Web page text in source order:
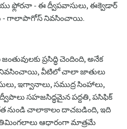
ఫ్లోరనా - ఈ ద్వీపవాసులు, ఈక్వెడార్
- గాలాపాగోస్ నివసించాయి.
ప్రసిద్ధి చెందింది, అనేక
నివసించాయి, వీటిలో చాలా జాతులు
ఇగ్వానాలు, సముద్ర సింహాలు,
సహజసిద్ధమైన పద్దతి, పసిఫిక్
నుండి చాలాకాలం దాచబడింది, ఇది
తిమింగలాలు ఆధారంగా మాత్రమే